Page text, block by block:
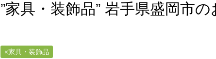
”家具・装飾品” 岩手県盛岡市の
家具・装飾品